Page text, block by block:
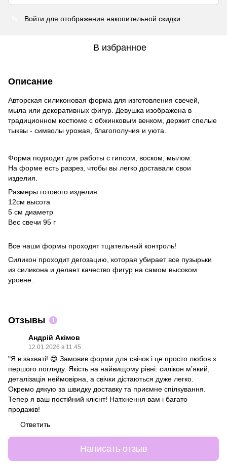
Войти для отображения накопительной скидки
В избранное
Описание
Авторская силиконовая форма для изготовления свечей,
мыла или декоративных фигур. Девушка изображена в
традиционном костюме с обжинковым венком, держит спелые
тыквы - символы урожая, благополучия и уюта.
Форма подходит для работы с гипсом, воском, мылом.
На форме есть разрез, чтобы вы легко доставали свои
изделия.
Размеры готового изделия:
12см высота
5 см диаметр
Вес свечи 95 г
Все наши формы проходят тщательный контроль!
Силикон проходит дегозацию, которая убирает все пузырьки
из силикона и делает качество фигур на самом высоком
уровне.
Отзывы 1
Андрій Акімов
12.01.2026 в 11:45
​"Я в захваті! 😍 Замовив форми для свічок і це просто любов з
першого погляду. Якість на найвищому рівні: силікон м’який,
деталізація неймовірна, а свічки дістаються дуже легко.
Окремо дякую за швидку доставку та приємне спілкування.
Тепер я ваш постійний клієнт! Натхнення вам і багато
продажів!
Ответить
Написать отзыв